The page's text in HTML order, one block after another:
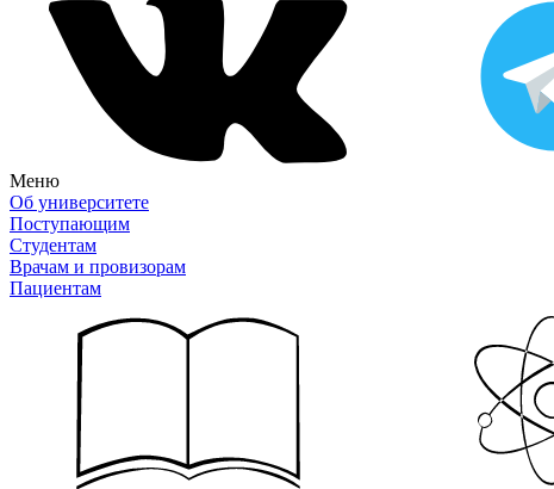
Меню
Об университете
Поступающим
Студентам
Врачам и провизорам
Пациентам